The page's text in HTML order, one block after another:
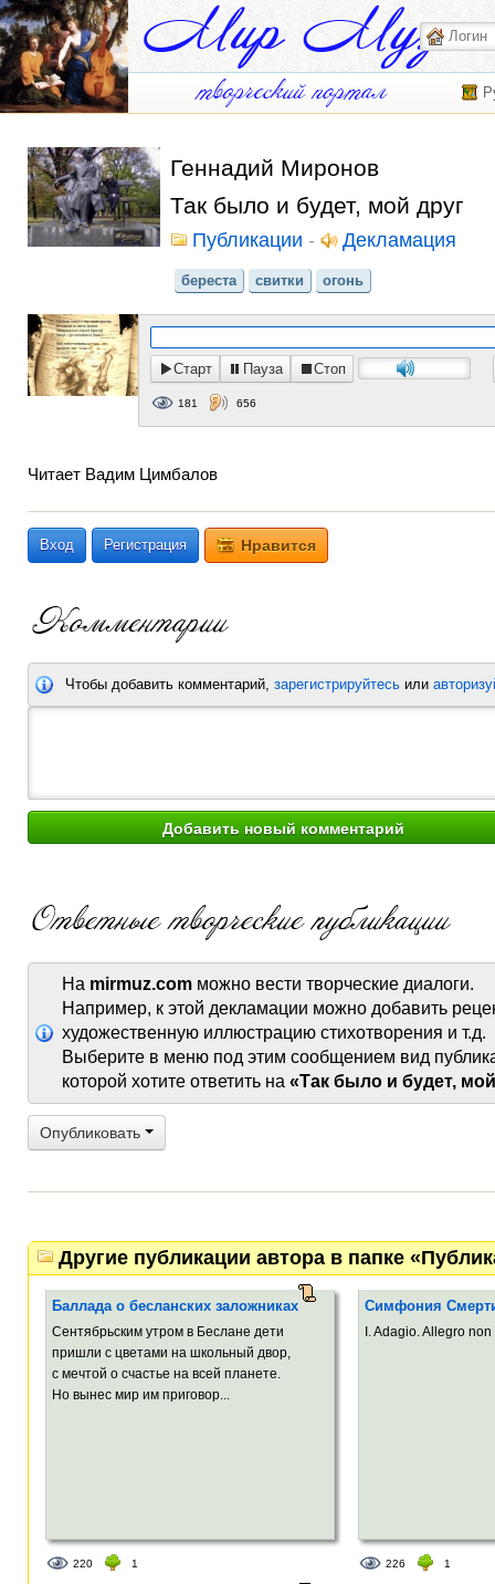
Геннадий Миронов
Так было и будет, мой друг
Публикации - Декламация
береста свитки огонь
Старт Пауза Стоп
181 656
Читает Вадим Цимбалов
Вход Регистрация Нравится
Чтобы добавить комментарий, зарегистрируйтесь или
На mirmuz.com можно вести творческие диалоги.
Например, к этой декламации можно добавить
художественную иллюстрацию стихотворения и т.д.
Выберите в меню под этим сообщением вид
которой хотите ответить на «Так было и будет,
Опубликовать
Другие публикации автора в папке
Баллада о бесланских заложниках
Сентябрьским утром в Беслане дети
пришли с цветами на школьный двор,
с мечтой о счастье на всей планете.
Но вынес мир им приговор...
220 1
Симфония
I. Adagio. Allegro non
226 1